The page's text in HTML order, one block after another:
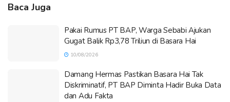
Baca Juga
Pakai Rumus PT BAP, Warga Sebabi Ajukan
Gugat Balik Rp3,78 Triliun di Basara Hai
10/08/2026
Damang Hermas Pastikan Basara Hai Tak
Diskriminatif, PT BAP Diminta Hadir Buka Data
dan Adu Fakta